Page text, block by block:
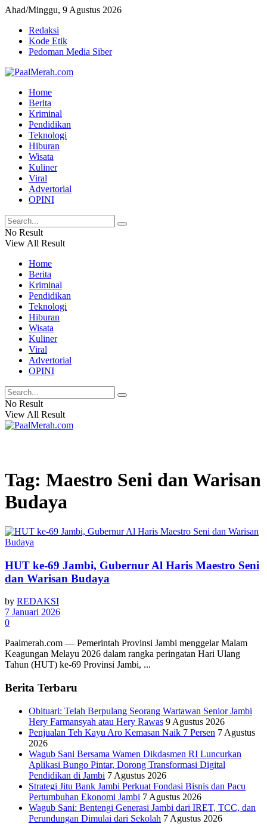
Ahad/Minggu, 9 Agustus 2026
Redaksi
Kode Etik
Pedoman Media Siber
Home
Berita
Kriminal
Pendidikan
Teknologi
Hiburan
Wisata
Kuliner
Viral
Advertorial
OPINI
No Result
View All Result
Home
Berita
Kriminal
Pendidikan
Teknologi
Hiburan
Wisata
Kuliner
Viral
Advertorial
OPINI
No Result
View All Result
Tag: Maestro Seni dan Warisan
Budaya
HUT ke-69 Jambi, Gubernur Al Haris Maestro Seni
dan Warisan Budaya
by REDAKSI
7 Januari 2026
0
Paalmerah.com — Pemerintah Provinsi Jambi menggelar Malam
Keagungan Melayu 2026 dalam rangka peringatan Hari Ulang
Tahun (HUT) ke-69 Provinsi Jambi, ...
Berita Terbaru
Obituari: Telah Berpulang Seorang Wartawan Senior Jambi
Hery Farmansyah atau Hery Rawas 9 Agustus 2026
Penjualan Teh Kayu Aro Kemasan Naik 7 Persen 7 Agustus
2026
Wagub Sani Bersama Wamen Dikdasmen RI Luncurkan
Aplikasi Bungo Pintar, Dorong Transformasi Digital
Pendidikan di Jambi 7 Agustus 2026
Strategi Jitu Bank Jambi Perkuat Fondasi Bisnis dan Pacu
Pertumbuhan Ekonomi Jambi 7 Agustus 2026
Wagub Sani: Bentengi Generasi Jambi dari IRET, TCC, dan
Perundungan Dimulai dari Sekolah 7 Agustus 2026